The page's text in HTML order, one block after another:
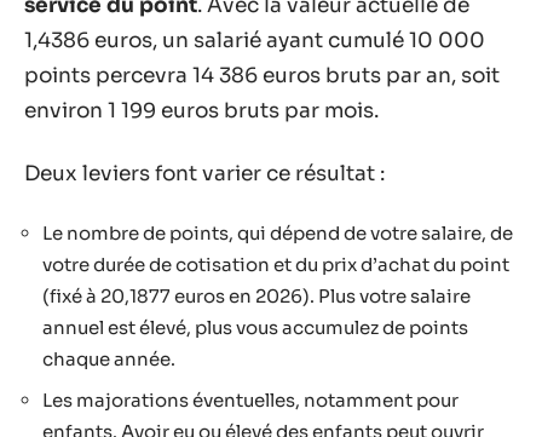
service du point. Avec la valeur actuelle de
1,4386 euros, un salarié ayant cumulé 10 000
points percevra 14 386 euros bruts par an, soit
environ 1 199 euros bruts par mois.
Deux leviers font varier ce résultat :
Le nombre de points, qui dépend de votre salaire, de
votre durée de cotisation et du prix d’achat du point
(fixé à 20,1877 euros en 2026). Plus votre salaire
annuel est élevé, plus vous accumulez de points
chaque année.
Les majorations éventuelles, notamment pour
enfants. Avoir eu ou élevé des enfants peut ouvrir